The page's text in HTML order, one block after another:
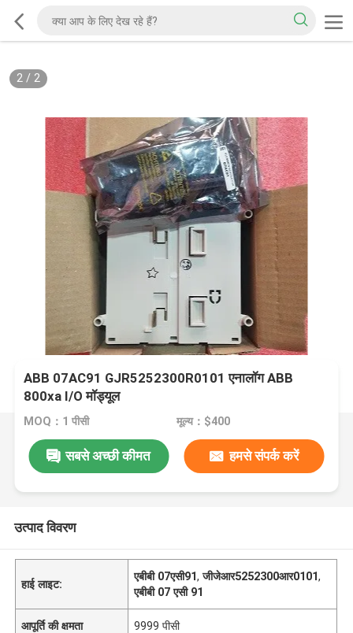
2/ 2
ABB 07AC91 GJR5252300R0101 एनालॉग ABB
800xa I/O मॉड्यूल
MOQ：1 पीसी मूल्य：$400
सबसे अच्छी कीमत हमसे संपर्क करें
उत्पाद विवरण
हाई लाइट:
एबीबी 07एसी91,जीजेआर5252300आर0101,
एबीबी 07 एसी 91
आपूर्ति की क्षमता 9999 पीसी